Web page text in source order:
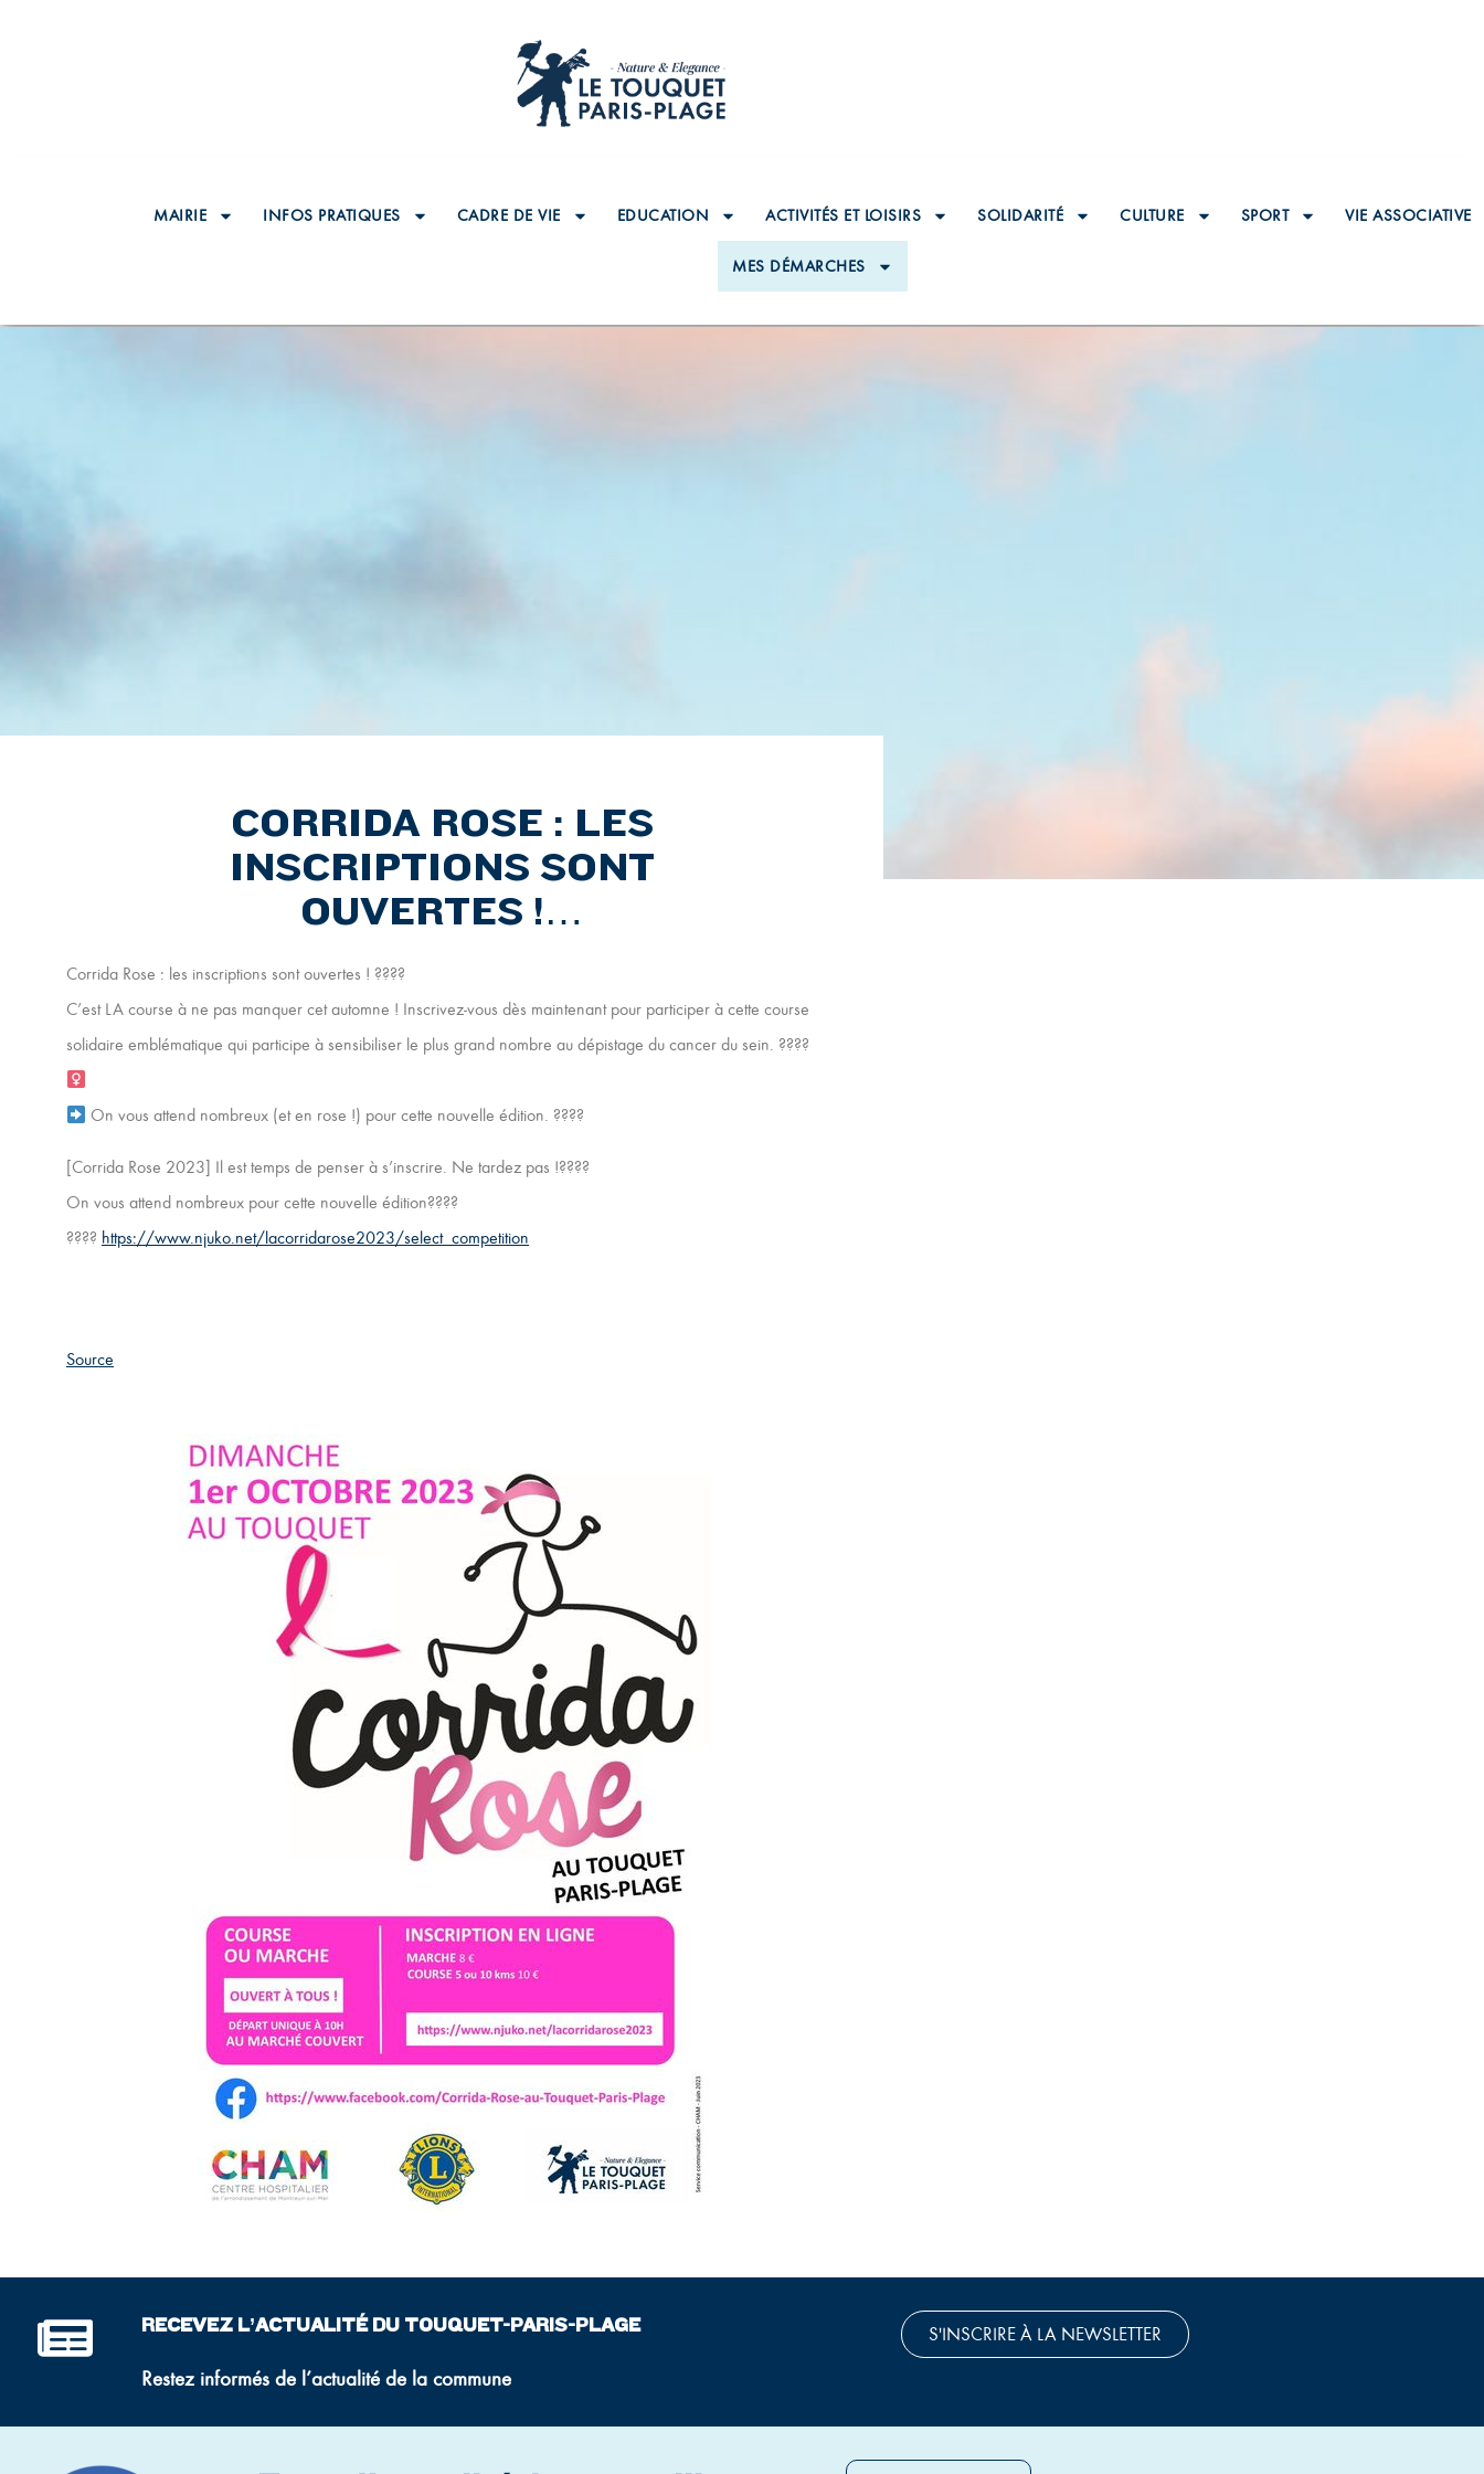
MAIRIE INFOS PRATIQUES CADRE DE VIE EDUCATION ACTIVITÉS ET LOISIRS SOLIDARITÉ CULTURE SPORT VIE ASSOCIATIVE
MES DÉMARCHES
CORRIDA ROSE : LES
INSCRIPTIONS SONT
OUVERTES !…
Corrida Rose : les inscriptions sont ouvertes ! ????️
C’est LA course à ne pas manquer cet automne ! Inscrivez-vous dès maintenant pour participer à cette course
solidaire emblématique qui participe à sensibiliser le plus grand nombre au dépistage du cancer du sein. ????‍
On vous attend nombreux (et en rose !) pour cette nouvelle édition. ????
[Corrida Rose 2023] Il est temps de penser à s’inscrire. Ne tardez pas !????
On vous attend nombreux pour cette nouvelle édition????
???? https://www.njuko.net/lacorridarose2023/select_competition
Source
RECEVEZ L’ACTUALITÉ DU TOUQUET-PARIS-PLAGE
Restez informés de l’actualité de la commune
S'INSCRIRE À LA NEWSLETTER